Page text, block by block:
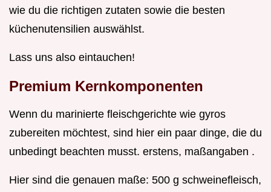
wie du die richtigen zutaten sowie die besten
küchenutensilien auswählst.
Lass uns also eintauchen!
Premium Kernkomponenten
Wenn du marinierte fleischgerichte wie gyros
zubereiten möchtest, sind hier ein paar dinge, die du
unbedingt beachten musst. erstens, maßangaben .
Hier sind die genauen maße: 500 g schweinefleisch,